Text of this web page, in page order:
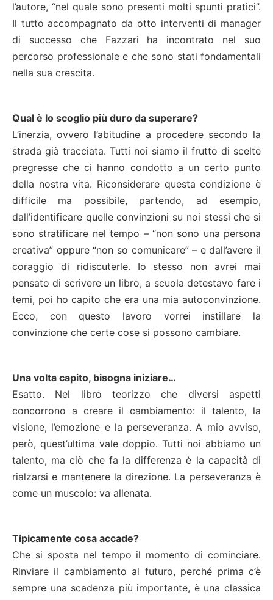
l’autore, “nel quale sono presenti molti spunti pratici”.
Il tutto accompagnato da otto interventi di manager
di successo che Fazzari ha incontrato nel suo
percorso professionale e che sono stati fondamentali
nella sua crescita.
Qual è lo scoglio più duro da superare?
L’inerzia, ovvero l’abitudine a procedere secondo la
strada già tracciata. Tutti noi siamo il frutto di scelte
pregresse che ci hanno condotto a un certo punto
della nostra vita. Riconsiderare questa condizione è
difficile ma possibile, partendo, ad esempio,
dall’identificare quelle convinzioni su noi stessi che si
sono stratificare nel tempo – “non sono una persona
creativa” oppure “non so comunicare” – e dall’avere il
coraggio di ridiscuterle. Io stesso non avrei mai
pensato di scrivere un libro, a scuola detestavo fare i
temi, poi ho capito che era una mia autoconvinzione.
Ecco, con questo lavoro vorrei instillare la
convinzione che certe cose si possono cambiare.
Una volta capito, bisogna iniziare…
Esatto. Nel libro teorizzo che diversi aspetti
concorrono a creare il cambiamento: il talento, la
visione, l’emozione e la perseveranza. A mio avviso,
però, quest’ultima vale doppio. Tutti noi abbiamo un
talento, ma ciò che fa la differenza è la capacità di
rialzarsi e mantenere la direzione. La perseveranza è
come un muscolo: va allenata.
Tipicamente cosa accade?
Che si sposta nel tempo il momento di cominciare.
Rinviare il cambiamento al futuro, perché prima c’è
sempre una scadenza più importante, è una classica